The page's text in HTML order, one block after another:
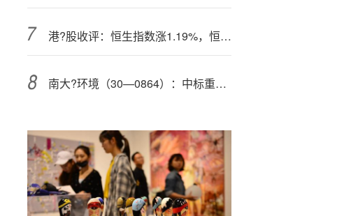
港?股收评：恒生指数涨1.19%，恒生科技指数涨1.3%，黄金、地产股走强
南大?环境（30—0864）：中标重庆市开州区生态环境局采购项目，中标金额为257.80万元